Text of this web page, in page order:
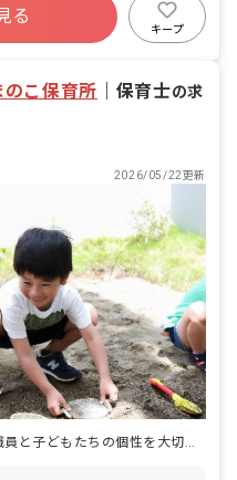
歓迎
る
キープ
こ保育所 保育士の求
2026/05/22更新
母なる大地のように、職員と子どもたちの個性を大切にする笑顔溢れる施設